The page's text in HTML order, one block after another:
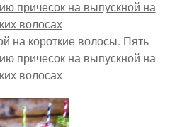
на короткие волосы. Пять
причесок на выпускной на
волосах